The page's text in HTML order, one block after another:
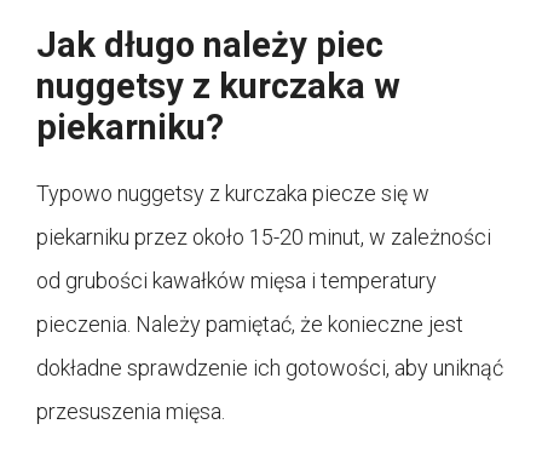
Jak długo należy piec
nuggetsy z kurczaka w
piekarniku?
Typowo nuggetsy z kurczaka piecze się w
piekarniku przez około 15-20 minut, w zależności
od grubości kawałków mięsa i temperatury
pieczenia. Należy pamiętać, że konieczne jest
dokładne sprawdzenie ich gotowości, aby uniknąć
przesuszenia mięsa.